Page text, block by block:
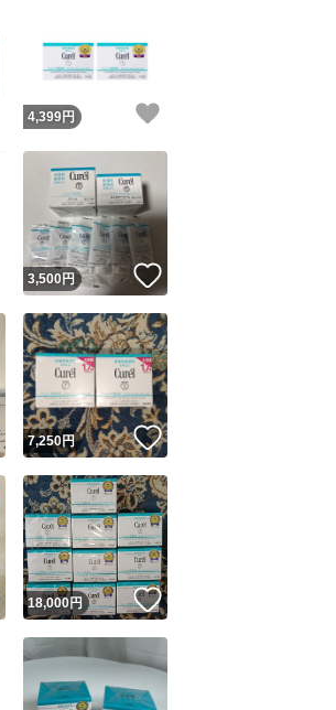
いいね！
4,399円
いいね！
3,500円
いいね！
7,250円 いいね！
いいね！
18,000円 いいね！